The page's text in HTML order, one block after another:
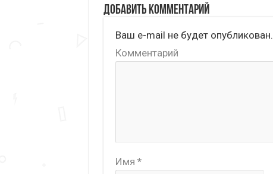
Добавить комментарий
Ваш e-mail не будет опубликован.
Комментарий
Имя *